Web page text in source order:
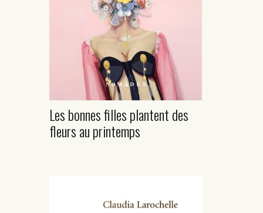
Les bonnes filles plantent des
fleurs au printemps